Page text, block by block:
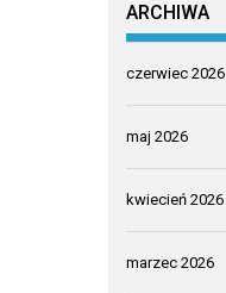
ARCHIWA
czerwiec 2026
maj 2026
kwiecień 2026
marzec 2026